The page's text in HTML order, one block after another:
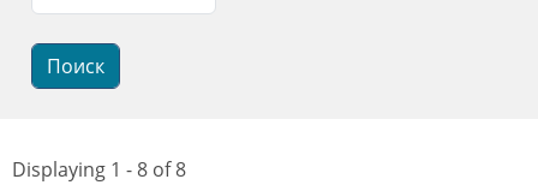
Displaying 1 - 8 of 8